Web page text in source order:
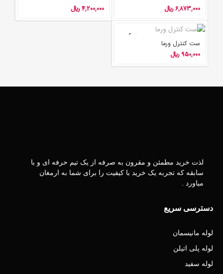
6,873,000 ﷼ 4,200,000 ﷼
ست کنترل ورما
950,000 ﷼
لذت خرید مطمئن و مقرون به صرفه از یک تیم حرفه ای و با
سابقه که تجربه یک خرید با کیفیت را برای شما به ارمغان
میاورد .
دسترسی سریع
لوله مانیسمان
لوله پلی اتیلن
لوله سفید